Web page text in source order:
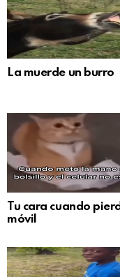
La muerde un burro
Tu cara cuando
móvil